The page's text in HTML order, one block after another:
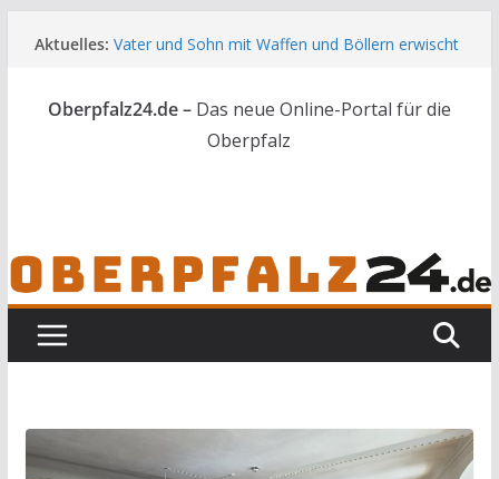
Inhalt
Aktuelles: Vater und Sohn mit Waffen und Böllern erwischt
Audi prallt gegen Brückengeländer in Weiden
Ortsumgehung Waldershof ist eröffnet
Deutsch-amerikanischer Schüleraustausch zu
Oberpfalz24.de – Das neue Online-Portal für die
Oberpfalz